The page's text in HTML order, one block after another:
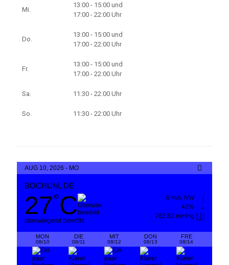
Mi.
13:00 - 15:00 und
17:00 - 22:00 Uhr
Do.
13:00 - 15:00 und
17:00 - 22:00 Uhr
Fr.
13:00 - 15:00 und
17:00 - 22:00 Uhr
Sa. 11:30 - 22:00 Uhr
So. 11:30 - 22:00 Uhr
AUG 10, 2026 - MO
BOCHUM, DE
27°C
überwiegend bewölkt
6 m/s, NW
42%
762.82 mmHg
MON
08/10
DIE
08/11
MIT
08/12
DON
08/13
FRE
08/14